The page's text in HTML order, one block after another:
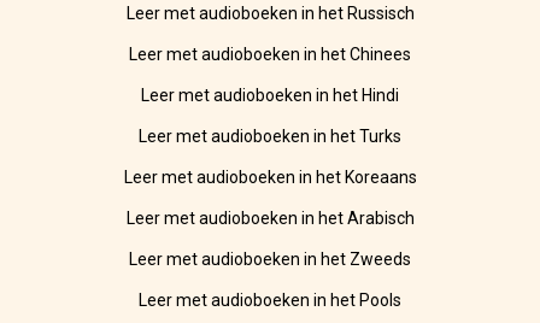
Leer met audioboeken in het Russisch
Leer met audioboeken in het Chinees
Leer met audioboeken in het Hindi
Leer met audioboeken in het Turks
Leer met audioboeken in het Koreaans
Leer met audioboeken in het Arabisch
Leer met audioboeken in het Zweeds
Leer met audioboeken in het Pools